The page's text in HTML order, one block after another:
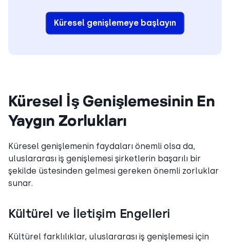
Küresel genişlemeye başlayın
Küresel İş Genişlemesinin En
Yaygın Zorlukları
Küresel genişlemenin faydaları önemli olsa da,
uluslararası iş genişlemesi şirketlerin başarılı bir
şekilde üstesinden gelmesi gereken önemli zorluklar
sunar.
Kültürel ve İletişim Engelleri
Kültürel farklılıklar, uluslararası iş genişlemesi için